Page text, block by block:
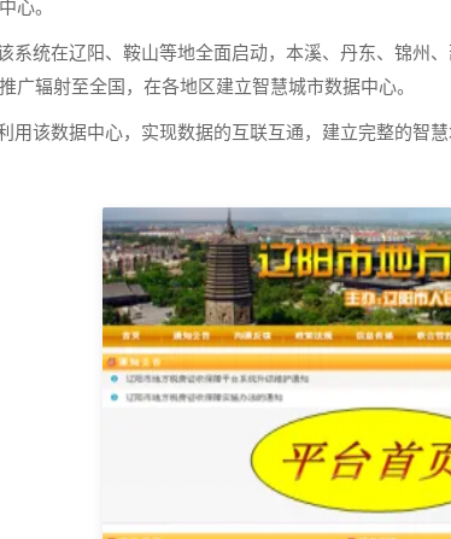
心。
统在辽阳、鞍山等地全面启动，本溪、丹东、锦州、
广辐射至全国，在各地区建立智慧城市数据中心。
该数据中心，实现数据的互联互通，建立完整的智慧